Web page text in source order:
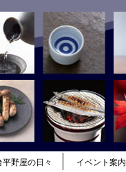
野屋の日々 イベント案内